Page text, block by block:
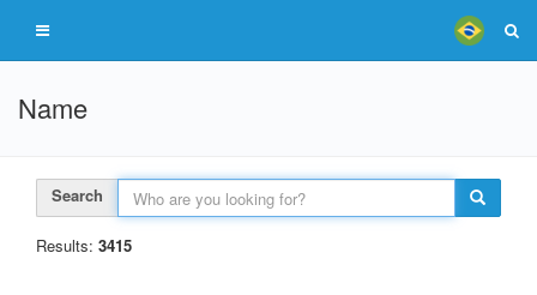
Name
Search
Results: 3415